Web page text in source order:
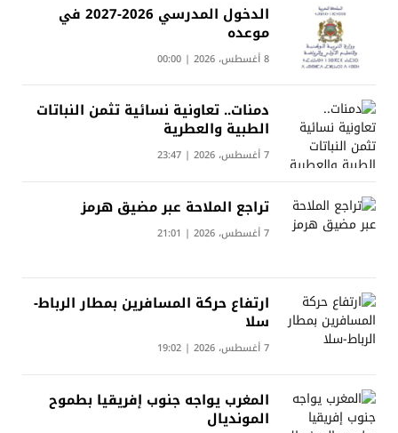
الدخول المدرسي 2026-2027 في
موعده
8 أغسطس، 2026 | 00:00
دمنات.. تعاونية نسائية تثمن النباتات
الطبية والعطرية
7 أغسطس، 2026 | 23:47
تراجع الملاحة عبر مضيق هرمز
7 أغسطس، 2026 | 21:01
ارتفاع حركة المسافرين بمطار الرباط-
سلا
7 أغسطس، 2026 | 19:02
المغرب يواجه جنوب إفريقيا بطموح
المونديال